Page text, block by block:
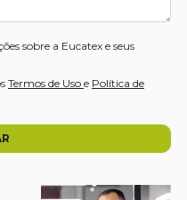
sobre a Eucatex e seus
Termos de Uso e Política de